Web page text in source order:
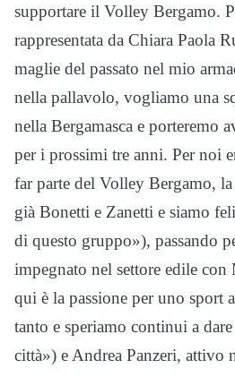
supportare il Volley Bergamo.
rappresentata da Chiara Paola
maglie del passato nel mio
nella pallavolo, vogliamo una
nella Bergamasca e porteremo
per i prossimi tre anni. Per noi
far parte del Volley Bergamo,
già Bonetti e Zanetti e siamo
di questo gruppo»), passando
impegnato nel settore edile
qui è la passione per uno sport
tanto e speriamo continui a
città») e Andrea Panzeri, attivo